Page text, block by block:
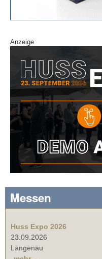
Anzeige
Messen
Huss Expo 2026
23.09.2026
Langenau